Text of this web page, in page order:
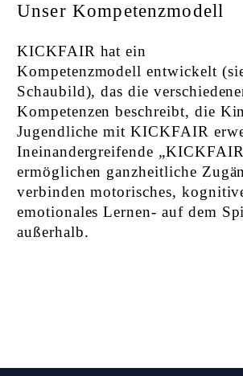
Unser Kompetenzmodell
KICKFAIR hat ein
Kompetenzmodellentwickelt
Schaubild), das die
Kompetenzen beschreibt, die
Jugendliche mit KICKFAIR
Ineinandergreifende „
ermöglichen ganzheitliche
verbinden motorisches,
emotionales Lernen- auf dem
außerhalb.